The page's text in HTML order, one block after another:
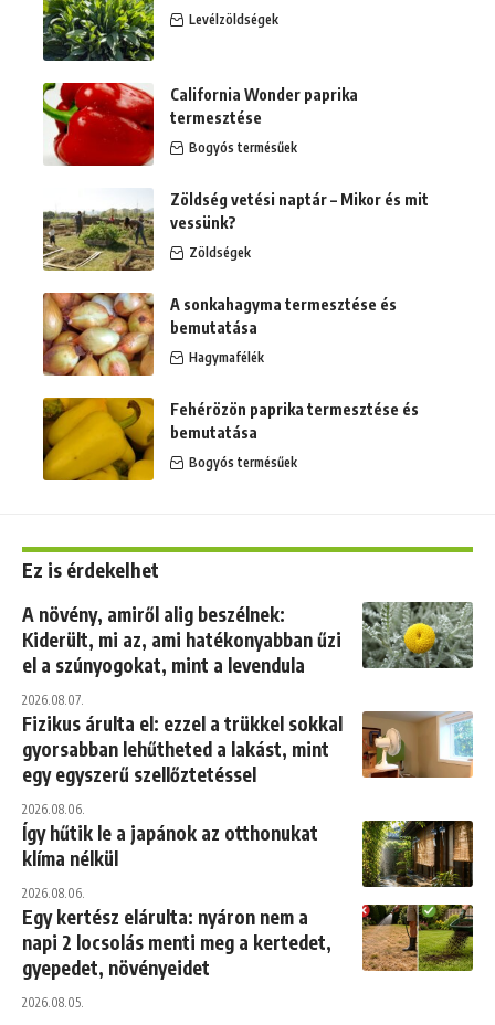
Levélzöldségek
California Wonder paprika
termesztése
Bogyós termésűek
Zöldség vetési naptár – Mikor és mit
vessünk?
Zöldségek
A sonkahagyma termesztése és
bemutatása
Hagymafélék
Fehérözön paprika termesztése és
bemutatása
Bogyós termésűek
Ez is érdekelhet
A növény, amiről alig beszélnek:
Kiderült, mi az, ami hatékonyabban űzi
el a szúnyogokat, mint a levendula
2026.08.07.
Fizikus árulta el: ezzel a trükkel sokkal
gyorsabban lehűtheted a lakást, mint
egy egyszerű szellőztetéssel
2026.08.06.
Így hűtik le a japánok az otthonukat
klíma nélkül
2026.08.06.
Egy kertész elárulta: nyáron nem a
napi 2 locsolás menti meg a kertedet,
gyepedet, növényeidet
2026.08.05.